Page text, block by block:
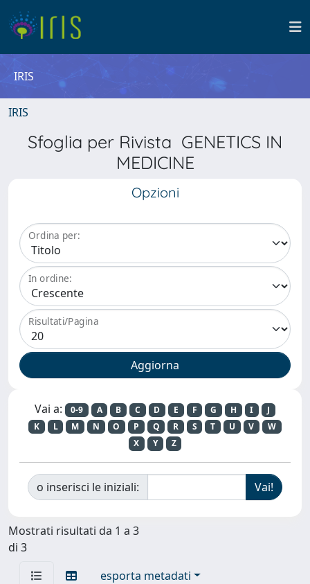
IRIS
IRIS
Sfoglia per Rivista GENETICS IN
MEDICINE
Opzioni
Ordina per:
In ordine:
Risultati/Pagina
Vai a: 0-9 A B C D E F G H I
J
K
L M N O P Q R S T U V
W
X
Y Z
o inserisci le iniziali:
Mostrati risultati da 1 a 3
di 3
esporta metadati